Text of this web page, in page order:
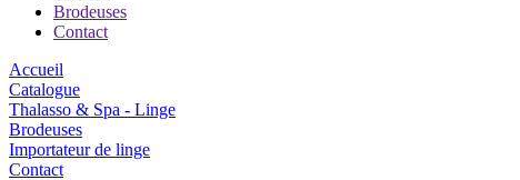
Brodeuses
Contact
Accueil
Catalogue
Thalasso & Spa - Linge
Brodeuses
Importateur de linge
Contact